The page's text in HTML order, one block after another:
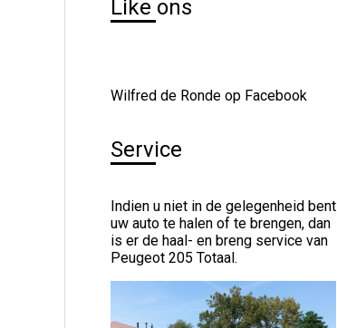
Like ons
Wilfred de Ronde op Facebook
Service
Indien u niet in de gelegenheid bent
uw auto te halen of te brengen, dan
is er de haal- en breng service van
Peugeot 205 Totaal.